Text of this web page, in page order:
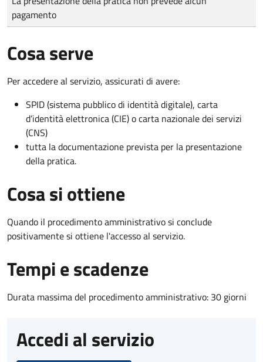
pagamento
Cosa serve
Per accedere al servizio, assicurati di avere:
SPID (sistema pubblico di identità digitale), carta
d’identità elettronica (CIE) o carta nazionale dei servizi
(CNS)
tutta la documentazione prevista per la presentazione
della pratica.
Cosa si ottiene
Quando il procedimento amministrativo si conclude
positivamente si ottiene l'accesso al servizio.
Tempi e scadenze
Durata massima del procedimento amministrativo: 30 giorni
Accedi al servizio